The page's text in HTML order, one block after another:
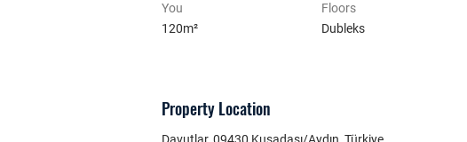
You
120m²
Floors
Dubleks
Property Location